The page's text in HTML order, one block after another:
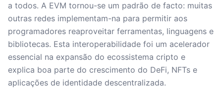
a todos. A EVM tornou-se um padrão de facto: muitas
outras redes implementam-na para permitir aos
programadores reaproveitar ferramentas, linguagens e
bibliotecas. Esta interoperabilidade foi um acelerador
essencial na expansão do ecossistema cripto e
explica boa parte do crescimento do DeFi, NFTs e
aplicações de identidade descentralizada.